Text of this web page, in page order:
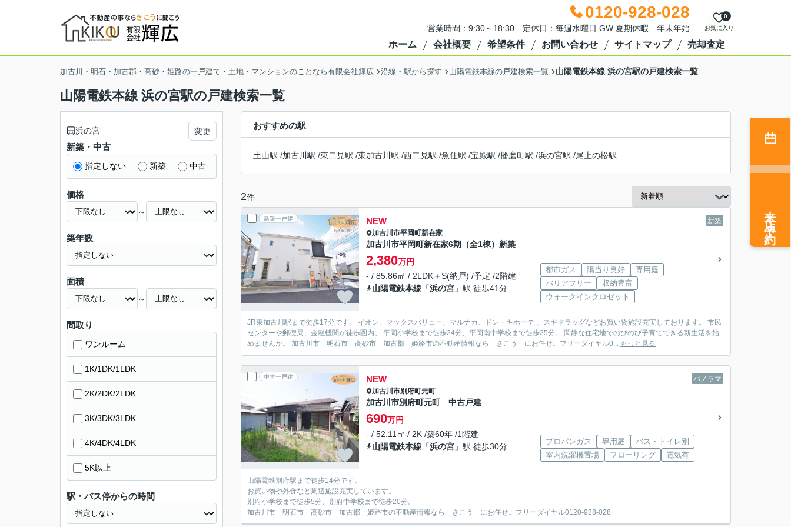
0120-928-028
営業時間：9:30～18:30 定休日：毎週水曜日 GW 夏期休暇 年末年始 お気に入り
0
ホーム 会社概要 希望条件 お問い合わせ サイトマップ 売却査定
加古川・明石・加古郡・高砂・姫路の一戸建て・土地・マンションのことなら有限会社輝広 沿線・駅から探す 山陽電鉄本線の戸建検索一覧 山陽電鉄本線 浜の宮駅の戸建検索一覧
山陽電鉄本線 浜の宮駅の戸建検索一覧
おすすめの駅
土山駅 /加古川駅 /東二見駅 /東加古川駅 /西二見駅 /魚住駅 /宝殿駅 /播磨町駅 /浜の宮駅 /尾上の松駅
2件
新築一戸建 新築
NEW
加古川市平岡町新在家
加古川市平岡町新在家6期（全1棟）新築
2,380万円
- / 85.86㎡ / 2LDK＋S(納戸) /予定 /2階建
山陽電鉄本線 「浜の宮 」駅 徒歩41分
都市ガス 陽当り良好
専用庭
バリアフリー
収納豊富
ウォークインクロゼット
JR東加古川駅まで徒歩17分です。 イオン、マックスバリュー、マルナカ、ドン・キホーテ 、スギドラッグなどお買い物施設充実しております。 市民
センターや郵便局、金融機関が徒歩圏内。 平岡小学校まで徒歩24分、平岡南中学校まで徒歩25分。 閑静な住宅地でのびのび子育てできる新生活を始
めませんか。 加古川市 明石市 高砂市 加古郡 姫路市の不動産情報なら きこう にお任せ。フリーダイヤル0... もっと見る
中古一戸建 パノラマ
NEW
加古川市別府町元町
加古川市別府町元町 中古戸建
690万円
- / 52.11㎡ / 2K /築60年 /1階建
山陽電鉄本線 「浜の宮 」駅 徒歩30分
プロパンガス 専用庭
バス・トイレ別
室内洗濯機置場
フローリング 電気有
山陽電鉄別府駅まで徒歩14分です。
お買い物や外食など周辺施設充実しています。
別府小学校まで徒歩5分、別府中学校まで徒歩20分。
加古川市 明石市 高砂市 加古郡 姫路市の不動産情報なら きこう にお任せ。フリーダイヤル0120-928-028
浜の宮 変更
新築・中古
指定しない 新築 中古
価格
～
築年数
面積
～
間取り
ワンルーム
1K/1DK/1LDK
2K/2DK/2LDK
3K/3DK/3LDK
4K/4DK/4LDK
5K以上
駅・バス停からの時間
来店予約